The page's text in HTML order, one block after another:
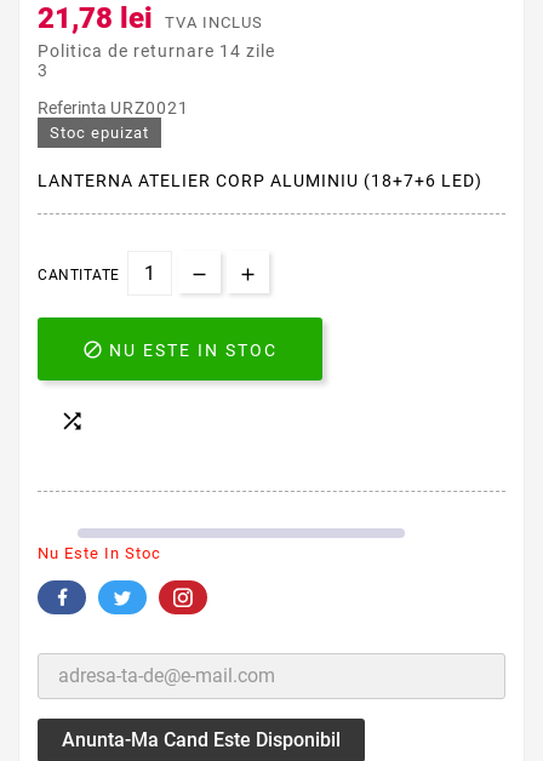
21,78 lei TVA INCLUS
Politica de returnare 14 zile
3
Referinta URZ0021
Stoc epuizat
LANTERNA ATELIER CORP ALUMINIU (18+7+6 LED)
CANTITATE
 NU ESTE IN STOC

Nu Este In Stoc
Anunta-Ma Cand Este Disponibil